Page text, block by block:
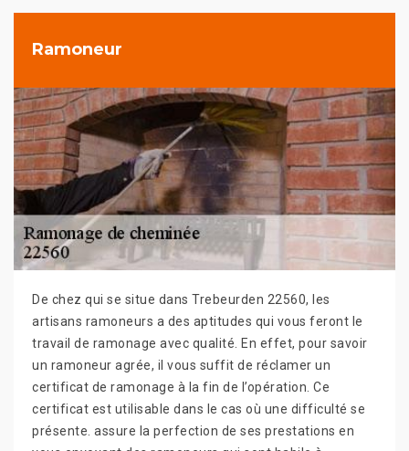
Ramoneur
De chez qui se situe dans Trebeurden 22560, les
artisans ramoneurs a des aptitudes qui vous feront le
travail de ramonage avec qualité. En effet, pour savoir
un ramoneur agrée, il vous suffit de réclamer un
certificat de ramonage à la fin de l’opération. Ce
certificat est utilisable dans le cas où une difficulté se
présente. assure la perfection de ses prestations en